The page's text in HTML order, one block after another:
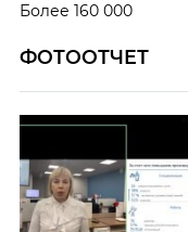
Более 160 000
ФОТООТЧЕТ